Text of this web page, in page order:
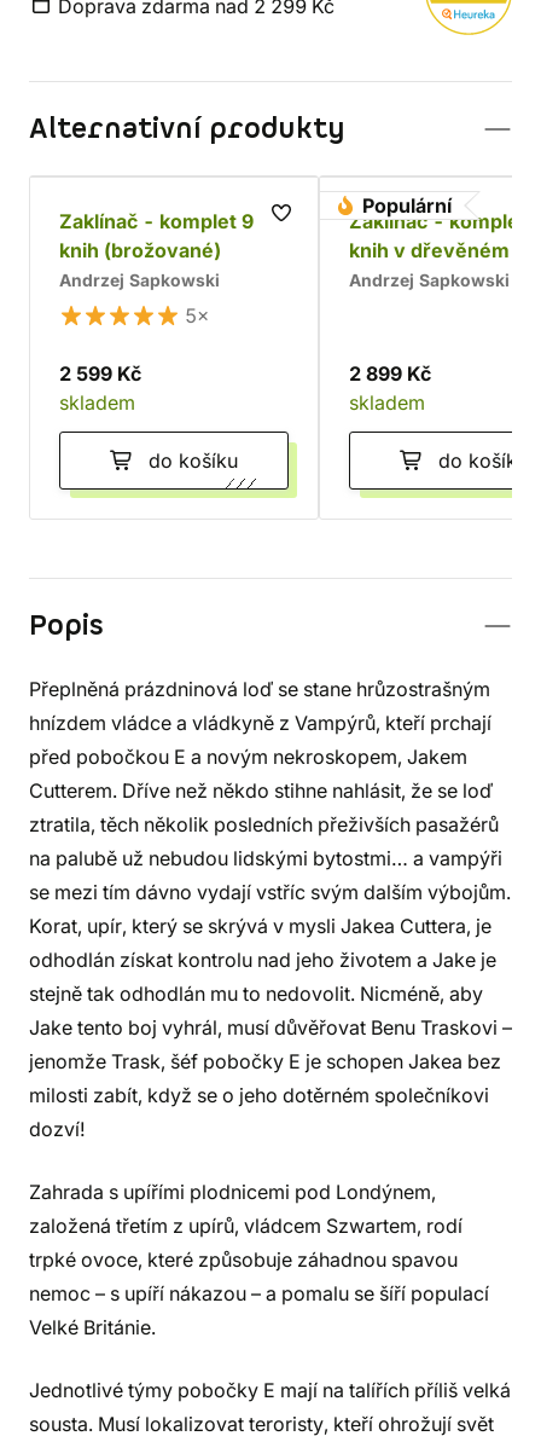
Doprava zdarma nad 2 299 Kč
Alternativní produkty
Zaklínač - komplet 9
knih (brožované)
Andrzej Sapkowski
5×
2 599 Kč
skladem
do košíku
Populární
Zaklínač - komplet
knih v dřevěném
Chrám
Andrzej Sapkowski
2 899 Kč
skladem
do košíku
Popis
Přeplněná prázdninová loď se stane hrůzostrašným
hnízdem vládce a vládkyně z Vampýrů, kteří prchají
před pobočkou E a novým nekroskopem, Jakem
Cutterem. Dříve než někdo stihne nahlásit, že se loď
ztratila, těch několik posledních přeživších pasažérů
na palubě už nebudou lidskými bytostmi… a vampýři
se mezi tím dávno vydají vstříc svým dalším výbojům.
Korat, upír, který se skrývá v mysli Jakea Cuttera, je
odhodlán získat kontrolu nad jeho životem a Jake je
stejně tak odhodlán mu to nedovolit. Nicméně, aby
Jake tento boj vyhrál, musí důvěřovat Benu Traskovi –
jenomže Trask, šéf pobočky E je schopen Jakea bez
milosti zabít, když se o jeho dotěrném společníkovi
dozví!
Zahrada s upířími plodnicemi pod Londýnem,
založená třetím z upírů, vládcem Szwartem, rodí
trpké ovoce, které způsobuje záhadnou spavou
nemoc – s upíří nákazou – a pomalu se šíří populací
Velké Británie.
Jednotlivé týmy pobočky E mají na talířích příliš velká
sousta. Musí lokalizovat teroristy, kteří ohrožují svět